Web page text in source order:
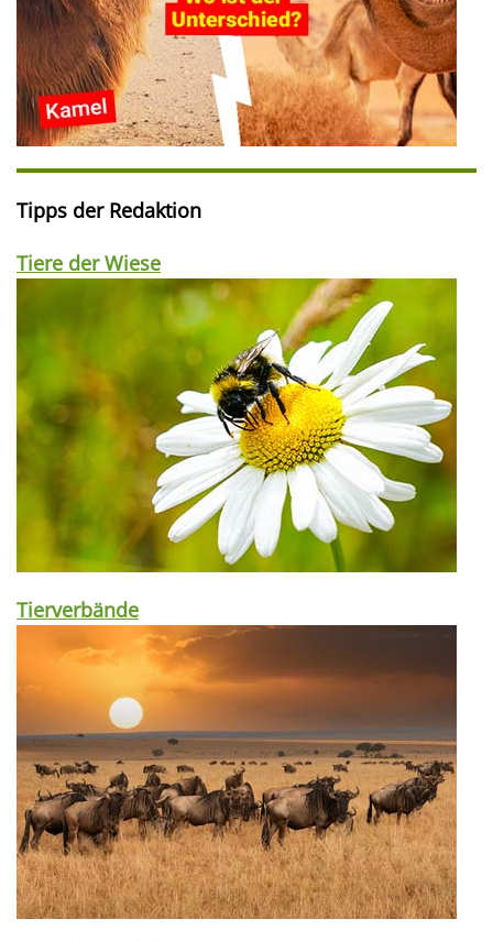
Tipps der Redaktion
Tiere der Wiese
Tierverbände